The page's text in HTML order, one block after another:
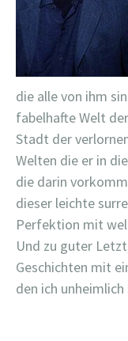
die alle von ihm
fabelhafte Welt
Stadt der
Welten die er in
die darin
dieser leichte
Perfektion mit
Und zu guter
Geschichten mit
den ich unheimlich